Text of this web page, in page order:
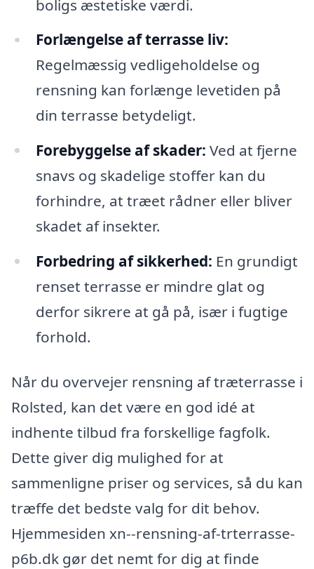
boligs æstetiske værdi.
Forlængelse af terrasse liv:
Regelmæssig vedligeholdelse og
rensning kan forlænge levetiden på
din terrasse betydeligt.
Forebyggelse af skader: Ved at fjerne
snavs og skadelige stoffer kan du
forhindre, at træet rådner eller bliver
skadet af insekter.
Forbedring af sikkerhed: En grundigt
renset terrasse er mindre glat og
derfor sikrere at gå på, især i fugtige
forhold.
Når du overvejer rensning af træterrasse i
Rolsted, kan det være en god idé at
indhente tilbud fra forskellige fagfolk.
Dette giver dig mulighed for at
sammenligne priser og services, så du kan
træffe det bedste valg for dit behov.
Hjemmesiden xn--rensning-af-trterrasse-
p6b.dk gør det nemt for dig at finde